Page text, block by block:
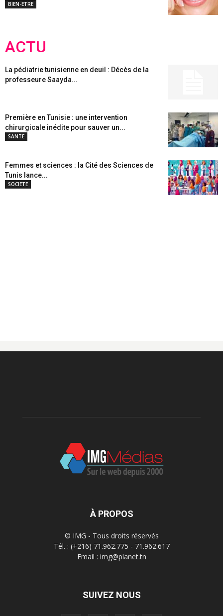
BIEN-ETRE
ACTU
La pédiatrie tunisienne en deuil : Décès de la
professeure Saayda...
Première en Tunisie : une intervention
chirurgicale inédite pour sauver un...
SANTE
Femmes et sciences : la Cité des Sciences de
Tunis lance...
SOCIETE
À PROPOS
© IMG - Tous droits réservés
Tél. : (+216) 71.962.775 - 71.962.617
Email : img@planet.tn
SUIVEZ NOUS